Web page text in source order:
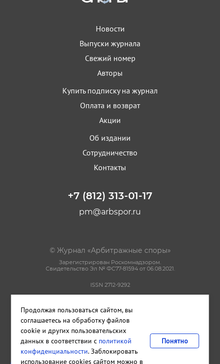
Новости
Выпуски журнала
Свежий номер
Авторы
Купить подписку на журнал
Оплата и возврат
Акции
Об издании
Сотрудничество
Контакты
+7 (812) 313-01-17
pm@arbspor.ru
© Журнал «Арбитражные споры»
Зарегистрирован Роскомнадзором.
Свидетельство Эл № ФС77-81594 от 06.08.2021.
ISSN 2712-9292
Пользовательское соглашение
Правила использования материалов сайта
Сделано вCetera
Издательство и редакция ООО "КАДИС"
Санкт-Петербург ,Петроградская набережная, дом 22, литера А,
Продолжая пользоваться сайтом, вы
соглашаетесь на обработку файлов
cookie и других пользовательских
данных в соответствии с политикой
конфиденциальности. Заблокировать
использование cookies сайтом можно в
Понятно